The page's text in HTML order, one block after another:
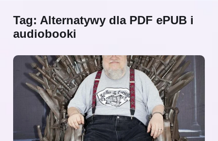
Tag: Alternatywy dla PDF ePUB i
audiobooki